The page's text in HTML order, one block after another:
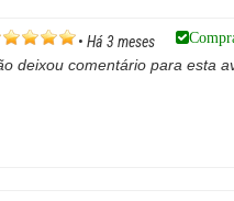
• Há 3 meses
deixou comentário para esta